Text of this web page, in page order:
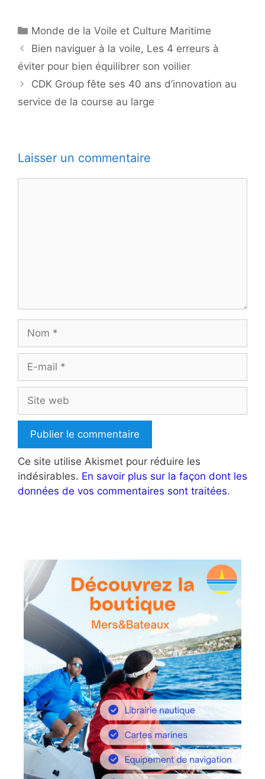
Catégories
Monde de la Voile et Culture Maritime
Bien naviguer à la voile, Les 4 erreurs à
éviter pour bien équilibrer son voilier
CDK Group fête ses 40 ans d’innovation au
service de la course au large
Laisser un commentaire
mail
web
Ce site utilise Akismet pour réduire les
indésirables. En savoir plus sur la façon dont les
données de vos commentaires sont traitées.